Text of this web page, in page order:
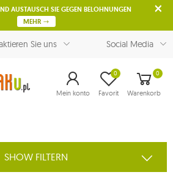
AUSTAUSCH SIE GEGEN BELOHNUNGEN
MEHR
Sie uns Social Media
Mein konto Favorit
0 0
Warenkorb
SHOW FILTERN